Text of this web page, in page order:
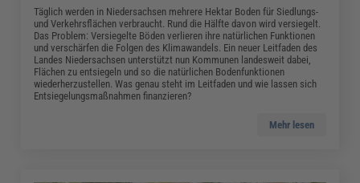
Täglich werden in Niedersachsen mehrere Hektar Boden für Siedlungs-
und Verkehrsflächen verbraucht. Rund die Hälfte davon wird versiegelt.
Das Problem: Versiegelte Böden verlieren ihre natürlichen Funktionen
und verschärfen die Folgen des Klimawandels. Ein neuer Leitfaden des
Landes Niedersachsen unterstützt nun Kommunen landesweit dabei,
Flächen zu entsiegeln und so die natürlichen Bodenfunktionen
wiederherzustellen. Was genau steht im Leitfaden und wie lassen sich
Entsiegelungsmaßnahmen finanzieren?
Mehr lesen